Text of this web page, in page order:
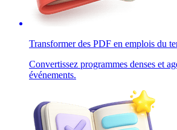
Transformer des PDF en emplois du
Convertissez programmes denses et
événements.